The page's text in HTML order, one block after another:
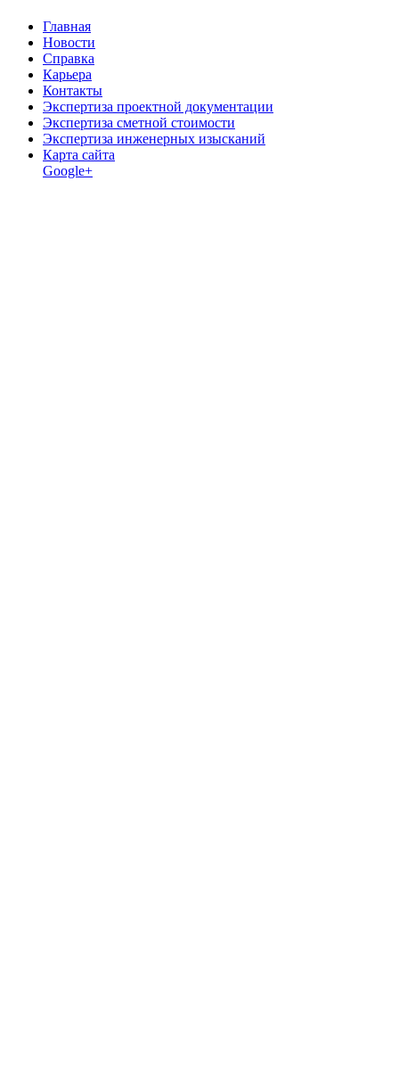
Главная
Новости
Справка
Карьера
Контакты
Экспертиза проектной документации
Экспертиза сметной стоимости
Экспертиза инженерных изысканий
Карта сайта
Google+